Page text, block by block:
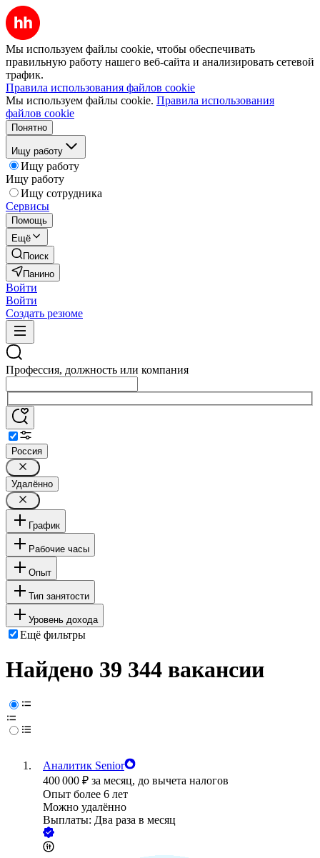
Мы используем файлы cookie, чтобы обеспечивать
правильную работу нашего веб-сайта и анализировать сетевой
трафик.
Правила использования файлов cookie
Мы используем файлы cookie. Правила использования
файлов cookie
Понятно
Ищу работу
Ищу работу
Ищу работу
Ищу сотрудника
Сервисы
Помощь
Ещё
Поиск
Панино
Войти
Войти
Создать резюме
Профессия, должность или компания
Россия
Удалённо
График
Рабочие часы
Опыт
Тип занятости
Уровень дохода
Ещё фильтры
Найдено 39 344 вакансии
Аналитик Senior
400 000 ₽ за месяц, до вычета налогов
Опыт более 6 лет
Можно удалённо
Выплаты: Два раза в месяц